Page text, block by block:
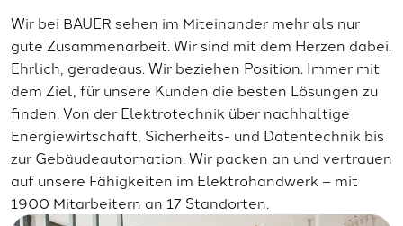
Wir bei BAUER sehen im Miteinander mehr als nur
gute Zusammenarbeit. Wir sind mit dem Herzen dabei.
Ehrlich, geradeaus. Wir beziehen Position. Immer mit
dem Ziel, für unsere Kunden die besten Lösungen zu
finden. Von der Elektrotechnik über nachhaltige
Energiewirtschaft, Sicherheits- und Datentechnik bis
zur Gebäudeautomation. Wir packen an und vertrauen
auf unsere Fähigkeiten im Elektrohandwerk – mit
1900 Mitarbeitern an 17 Standorten.